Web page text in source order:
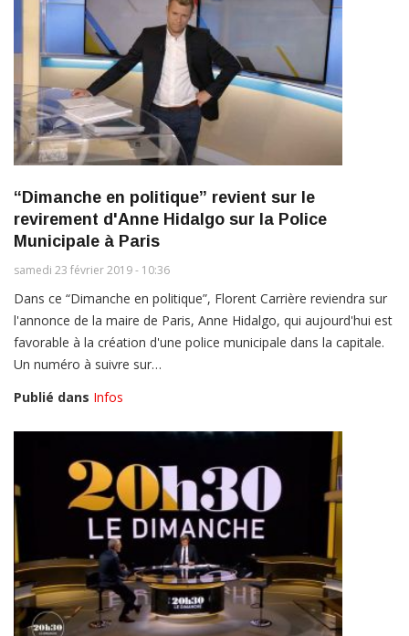
“Dimanche en politique” revient sur le
revirement d'Anne Hidalgo sur la Police
Municipale à Paris
samedi 23 février 2019 - 10:36
Dans ce “Dimanche en politique”, Florent Carrière reviendra sur
l'annonce de la maire de Paris, Anne Hidalgo, qui aujourd'hui est
favorable à la création d'une police municipale dans la capitale.
Un numéro à suivre sur…
Publié dans Infos